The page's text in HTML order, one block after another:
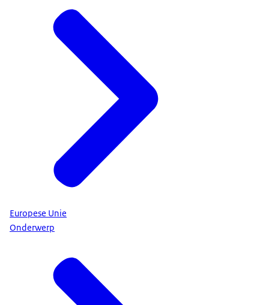
Europese Unie
Onderwerp